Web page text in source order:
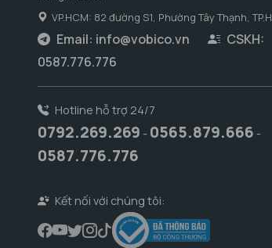
VP.HCM: 82 đường S1, Phường Tây Thạnh,
Email: info@vobico.vn
CSKH:
0587.776.776
Hotline hỗ trợ 24/7
0792.269.269 - 0565.879.666 -
0587.776.776
Kết nối với chúng tôi: